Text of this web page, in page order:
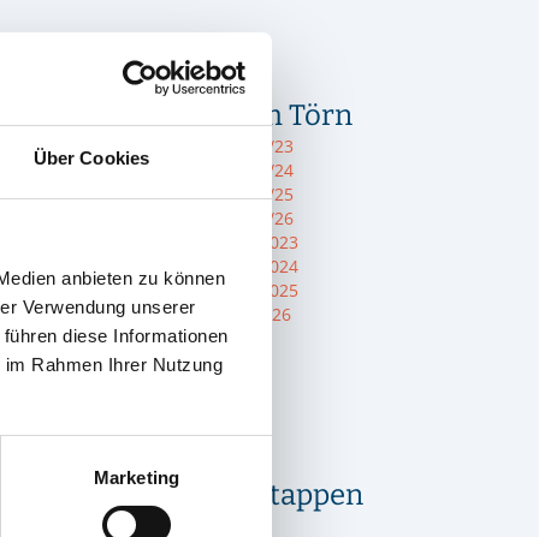
Über Cookies
anbieten zu können
Verwendung unserer
diese Informationen
Rahmen Ihrer Nutzung
Marketing
Infos zum Törn
Törn 2022/23
Törn 2023/24
Törn 2024/25
Törn 2025/26
Sommer 2023
Sommer 2024
Sommer 2025
Blog 2025/26
Eendracht
Crew
Instagram
Unsere Etappen